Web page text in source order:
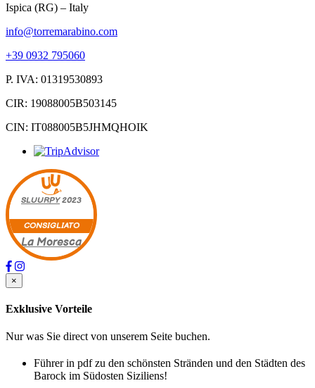
Ispica (RG) – Italy
info@torremarabino.com
+39 0932 795060
P. IVA: 01319530893
CIR: 19088005B503145
CIN: IT088005B5JHMQHOIK
SLUURPY2023
CONSIGLIATO
La Moresca
×
Exklusive Vorteile
Nur was Sie direct von unserem Seite buchen.
Führer in pdf zu den schönsten Stränden und den Städten des
Barock im Südosten Siziliens!